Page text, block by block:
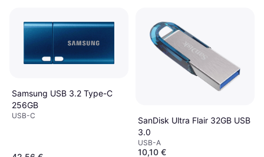
Samsung USB 3.2 Type-C
256GB
USB-C
SanDisk Ultra Flair 32GB USB
3.0
USB-A
10,10 €